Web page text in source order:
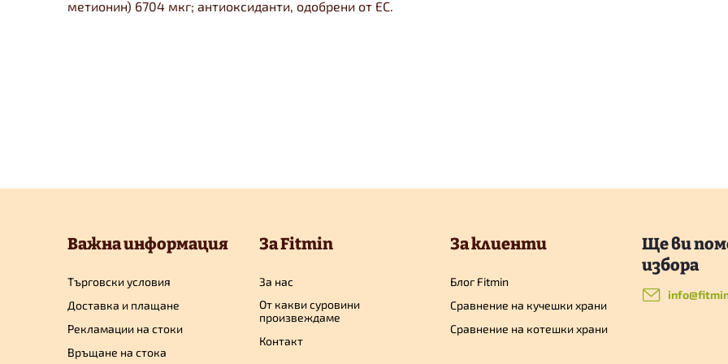
метионин) 6704 мкг; антиоксиданти, одобрени от ЕС.
Важна информация
Търговски условия
Доставка и плащане
Рекламации на стоки
Връщане на стока
За Fitmin
За нас
От какви суровини
произвеждаме
Контакт
За клиенти
Блог Fitmin
Сравнение на кучешки храни
Сравнение на котешки храни
info@